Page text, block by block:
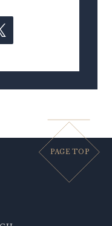
PAGE TOP